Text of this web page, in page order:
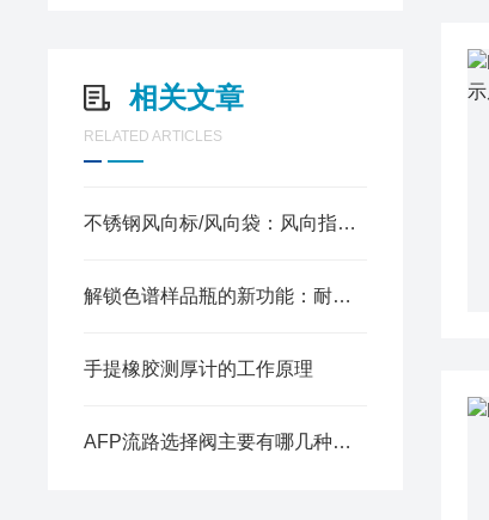
相关文章
RELATED ARTICLES
不锈钢风向标/风向袋：风向指示可靠选择
解锁色谱样品瓶的新功能：耐用可靠，助力科研实验顺利进行
手提橡胶测厚计的工作原理
AFP流路选择阀主要有哪几种规格